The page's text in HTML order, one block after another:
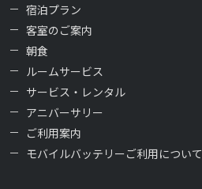
宿泊プラン
客室のご案内
朝食
ルームサービス
サービス・レンタル
アニバーサリー
ご利用案内
モバイルバッテリーご利用について